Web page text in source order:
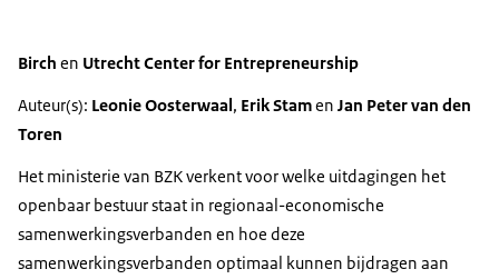
Birch en Utrecht Center for Entrepreneurship
Auteur(s): Leonie Oosterwaal , Erik Stamen Jan Peter van den
Toren
Het ministerie van BZK verkent voor welke uitdagingen het
openbaar bestuur staat in regionaal-economische
samenwerkingsverbanden en hoe deze
samenwerkingsverbanden optimaal kunnen bijdragen aan